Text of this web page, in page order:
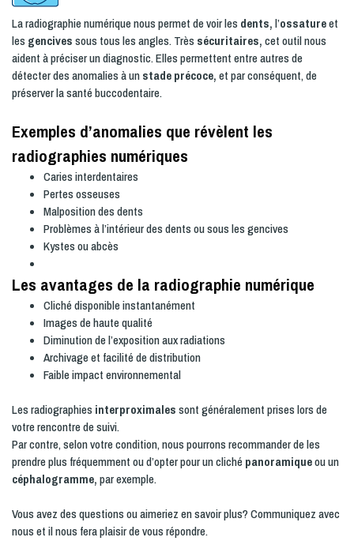
La radiographie numérique nous permet de voir les dents,l’ossatureet
les gencivessous tous les angles. Très sécuritaires,cet outil nous
aident à préciser un diagnostic. Elles permettent entre autres de
détecter des anomalies à unstade précoce,et par conséquent, de
préserver la santé buccodentaire.
Exemples d’anomalies que révèlent les
radiographies numériques
Caries interdentaires
Pertes osseuses
Malposition des dents
Problèmes à l’intérieur des dents ou sous les gencives
Kystes ou abcès
Les avantages de la radiographie numérique
Cliché disponible instantanément
Images de haute qualité
Diminution de l’exposition aux radiations
Archivage et facilité de distribution
Faible impact environnemental
Les radiographies interproximalessont généralement prises lors de
votre rencontre de suivi.
Par contre, selon votre condition, nous pourrons recommander de les
prendre plus fréquemment ou d’opter pour un clichépanoramiqueou un
céphalogramme,par exemple.
Vous avez des questions ou aimeriez en savoir plus?Communiquez avec
nouset il nous fera plaisir de vous répondre.